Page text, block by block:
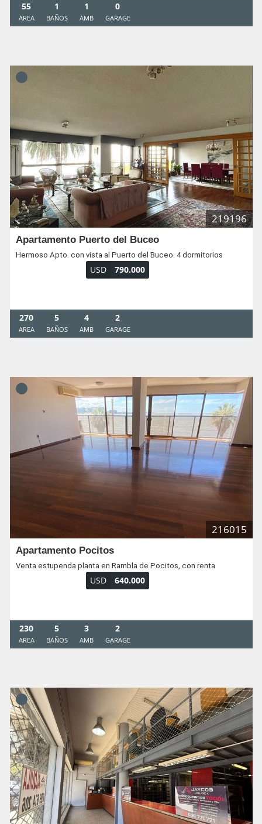
55
AREA
1
BAÑOS
1
AMB
0
GARAGE
219196
Apartamento Puerto del Buceo
Hermoso Apto. con vista al Puerto del Buceo. 4 dormitorios
USD 790.000
270
AREA
5
BAÑOS
4
AMB
2
GARAGE
216015
Apartamento Pocitos
Venta estupenda planta en Rambla de Pocitos, con renta
USD 640.000
230
AREA
5
BAÑOS
3
AMB
2
GARAGE